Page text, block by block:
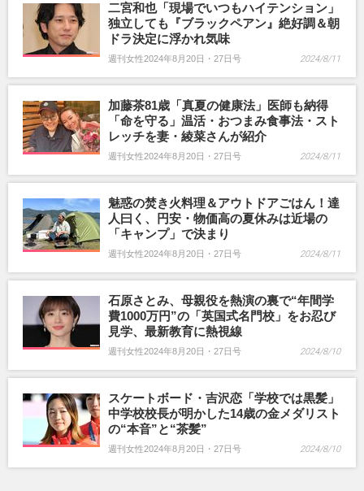
二宮和也「現場でいつもハイテンション」
独立しても『ブラックペアン』絶好調＆朝
ドラ決定に浮かれ気味
週刊女性2024年8月20日・27日号 2024/8/11
加藤茶81歳「真夏の健康法」医師も納得
「命を守る」温活・おつまみ食事法・スト
レッチを妻・綾菜さんが紹介
週刊女性2024年8月20日・27日号 2024/8/11
魅惑の焚き火料理＆アウトドアごはん！達
人曰く、円安・物価高の夏休みは近場の
「キャンプ」で決まり
週刊女性2024年8月20日・27日号 2024/8/11
石原さとみ、母親役を熱演の裏で“年間学
費1000万円”の「英国式名門校」をお忍び
見学、最新教育に熱視線
週刊女性2024年8月20日・27日号 2024/8/10
スケートボード・吉沢恋「学校では黒髪」
中学校校長が明かした14歳の金メダリスト
の“本音”と“茶髪”
週刊女性2024年8月20日・27日号 2024/8/10